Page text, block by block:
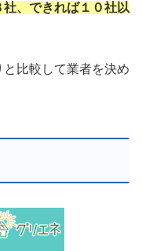
、できれば１０社以
比較して業者を決め